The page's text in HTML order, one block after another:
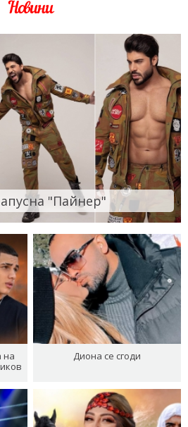
Новини
"Пайнер"
на
Диона се сгоди